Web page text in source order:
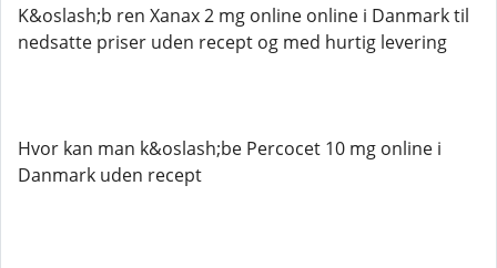
K&oslash;b ren Xanax 2 mg online online i Danmark til
nedsatte priser uden recept og med hurtig levering
Hvor kan man k&oslash;be Percocet 10 mg online i
Danmark uden recept